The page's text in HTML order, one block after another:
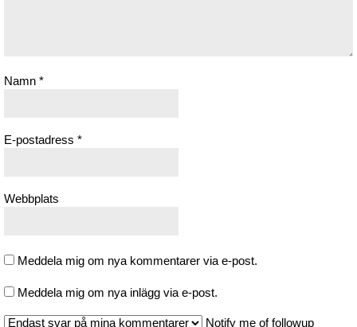
Namn *
E-postadress *
Webbplats
Meddela mig om nya kommentarer via e-post.
Meddela mig om nya inlägg via e-post.
Notify me of followup